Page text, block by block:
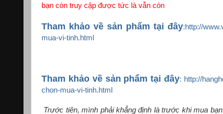
bạn còn truy cập được tức là vẫn còn
Tham khảo về sản phẩm tại đây:http://
mua-vi-tinh.html
Tham khảo về sản phẩm tại đây: http://
chon-mua-vi-tinh.html
Trước tiên, mình phải khẳng định là trước khi mua